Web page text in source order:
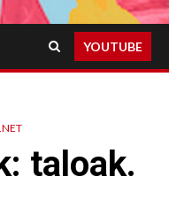
YOUTUBE
taloak.